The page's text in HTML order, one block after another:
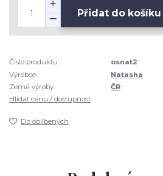
Přidat do košíku
Číslo produktu:
osnat2
Výrobce:
Natasha
Země výroby:
ČR
Hlídat cenu / dostupnost
Do oblíbených